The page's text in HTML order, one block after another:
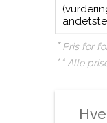
*Pris for
**Alle